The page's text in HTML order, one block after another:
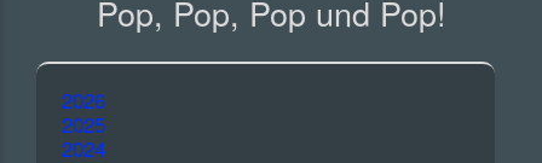
Pop, Pop, Pop und Pop!
2026
2025
2024